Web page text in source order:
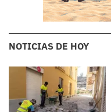
NOTICIAS DE HOY